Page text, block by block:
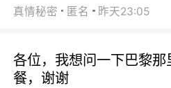
真情秘密 匿名 昨天23:05
各位，我想问一下巴黎
餐，谢谢